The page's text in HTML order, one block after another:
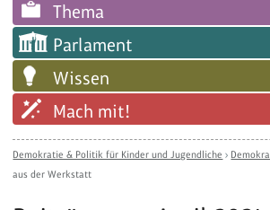
Thema
Parlament
Wissen
Mach mit!
Demokratie & Politik für Kinder und Jugendliche ›
aus der Werkstatt